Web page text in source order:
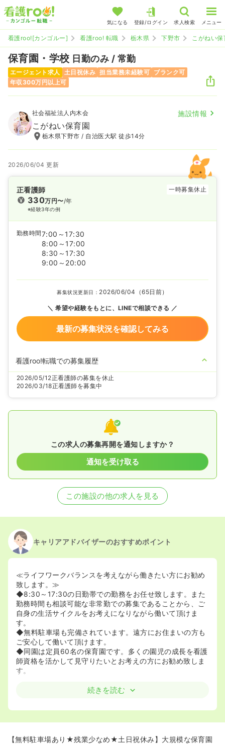
気になる 登録/ログイン 求人検索 メニュー
看護roo![カンゴルー] 看護roo! 転職 栃木県 下野市 こがねい保
保育園・学校 日勤のみ / 常勤
エージェント求人 土日祝休み 担当業務未経験可 ブランク可
年収300万円以上可
社会福祉法人内木会 施設情報
こがねい保育園
栃木県下野市 / 自治医大駅 徒歩14分
2026/06/04 更新
正看護師 一時募集休止
330万円〜/年
※経験3年の例
勤務時間7:00～17:30
8:00～17:00
8:30～17:30
9:00～20:00
募集状況更新日： 2026/06/04（65日前）
希望や経験をもとに、LINEで相談できる
最新の募集状況を確認してみる
看護roo!転職での募集履歴
2026/05/12正看護師の募集を休止
2026/03/18正看護師を募集中
この求人の募集再開を通知しますか？
通知を受け取る
この施設の他の求人を見る
キャリアアドバイザーのおすすめポイント
≪ライフワークバランスを考えながら働きたい方にお勧め
致します。≫
◆8:30～17:30の日勤帯での勤務をお任せ致します。また
勤務時間も相談可能な非常勤での募集であることから、ご
自身の生活サイクルをお考えになりながら働いて頂けま
す。
◆無料駐車場も完備されています。遠方にお住まいの方も
ご安心して働いて頂けます。
◆同園は定員60名の保育園です。多くの園児の成長を看護
師資格を活かして見守りたいとお考えの方にお勧め致しま
す。
続きを読む
【無料駐車場あり★残業少なめ★土日祝休み】大規模な保育園